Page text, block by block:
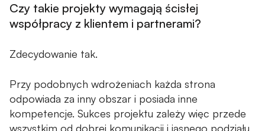
Czy takie projekty wymagają ścisłej
współpracy z klientem i partnerami?
Zdecydowanie tak.
Przy podobnych wdrożeniach każda strona
odpowiada za inny obszar i posiada inne
kompetencje. Sukces projektu zależy więc przede
wszystkim od dobrej komunikacji i jasnego podziału